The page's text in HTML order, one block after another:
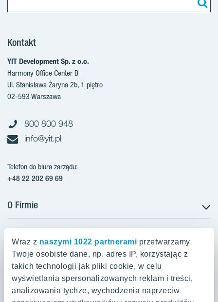
Wraz z naszymi 1022 partnerami przetwarzamy
Twoje osobiste dane, np. adres IP, korzystając z
takich technologii jak pliki cookie, w celu
wyświetlania spersonalizowanych reklam i treści,
analizowania tychże, wychodzenia naprzeciw
Kontakt
YIT Development Sp. z o.o.
Harmony Office Center B
Ul. Stanisława Żaryna 2b, 1 piętro
02-593 Warszawa
800 800 948
info@yit.pl
Telefon do biura zarządu:
+48 22 202 69 69
O Firmie
Projekty w przygotowaniu
Projekty zrealizowane
Aktualności
Zakup gruntów
Kariera
Projekty w Polsce
Aroma Park Lofty Warszawa
Talarowa Park Warszawa
Talarowa Park II
Oferty mieszkaniowe Warszawa
Mieszkania 2-pokojowe Warszawa
Oferty mieszkaniowe Kraków